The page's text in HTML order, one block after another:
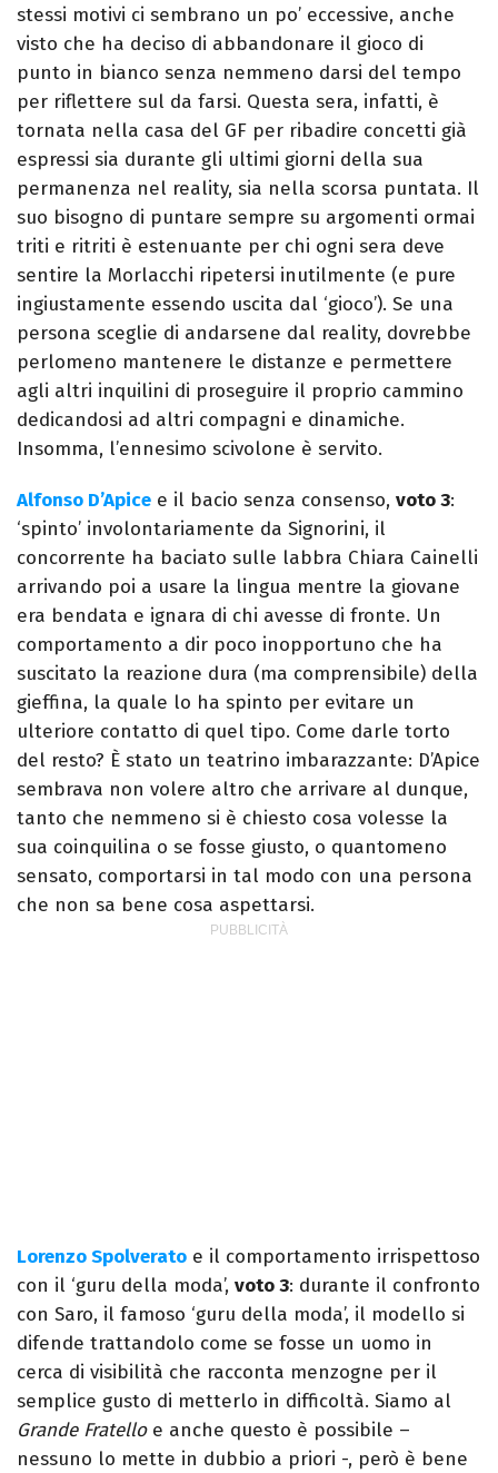
stessi motivi ci sembrano un po’ eccessive, anche
visto che ha deciso di abbandonare il gioco di
punto in bianco senza nemmeno darsi del tempo
per riflettere sul da farsi. Questa sera, infatti, è
tornata nella casa del GF per ribadire concetti già
espressi sia durante gli ultimi giorni della sua
permanenza nel reality, sia nella scorsa puntata. Il
suo bisogno di puntare sempre su argomenti ormai
triti e ritriti è estenuante per chi ogni sera deve
sentire la Morlacchi ripetersi inutilmente (e pure
ingiustamente essendo uscita dal ‘gioco’). Se una
persona sceglie di andarsene dal reality, dovrebbe
perlomeno mantenere le distanze e permettere
agli altri inquilini di proseguire il proprio cammino
dedicandosi ad altri compagni e dinamiche.
Insomma, l’ennesimo scivolone è servito.
Alfonso D’Apice e il bacio senza consenso, voto 3:
‘spinto’ involontariamente da Signorini, il
concorrente ha baciato sulle labbra Chiara Cainelli
arrivando poi a usare la lingua mentre la giovane
era bendata e ignara di chi avesse di fronte. Un
comportamento a dir poco inopportuno che ha
suscitato la reazione dura (ma comprensibile) della
gieffina, la quale lo ha spinto per evitare un
ulteriore contatto di quel tipo. Come darle torto
del resto? È stato un teatrino imbarazzante: D’Apice
sembrava non volere altro che arrivare al dunque,
tanto che nemmeno si è chiesto cosa volesse la
sua coinquilina o se fosse giusto, o quantomeno
sensato, comportarsi in tal modo con una persona
che non sa bene cosa aspettarsi.
Lorenzo Spolverato e il comportamento irrispettoso
con il ‘guru della moda’, voto 3: durante il confronto
con Saro, il famoso ‘guru della moda’, il modello si
difende trattandolo come se fosse un uomo in
cerca di visibilità che racconta menzogne per il
semplice gusto di metterlo in difficoltà. Siamo al
Grande Fratelloe anche questo è possibile –
nessuno lo mette in dubbio a priori -, però è bene